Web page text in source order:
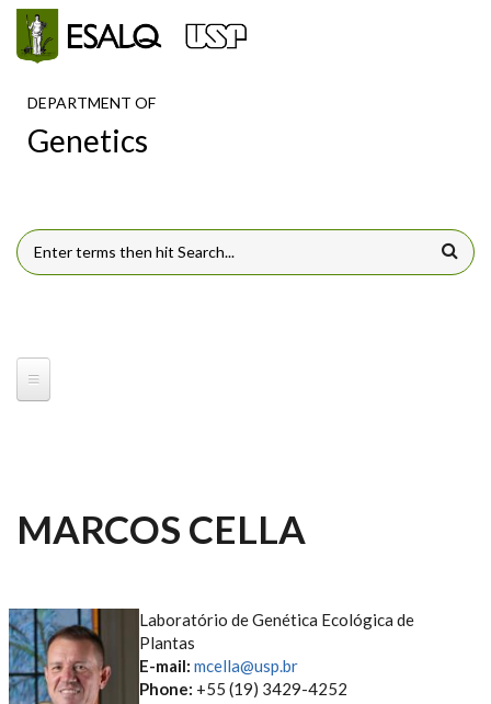
Skip to main content
DEPARTMENT OF
Genetics
SEARCH FORM
MARCOS CELLA
Laboratório de Genética Ecológica de
Plantas
E-mail: mcella@usp.br
Phone: +55 (19) 3429-4252